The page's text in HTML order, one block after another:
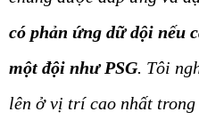
có phản ứng dữ dội nếu
một đội như PSG. Tôi
lên ở vị trí cao nhất trong